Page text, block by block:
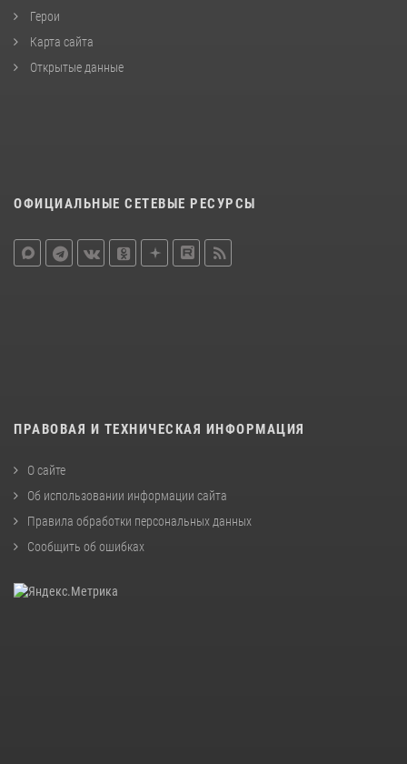
Герои
Карта сайта
Открытые данные
ОФИЦИАЛЬНЫЕ СЕТЕВЫЕ РЕСУРСЫ
ПРАВОВАЯ И ТЕХНИЧЕСКАЯ ИНФОРМАЦИЯ
О сайте
Об использовании информации сайта
Правила обработки персональных данных
Сообщить об ошибках